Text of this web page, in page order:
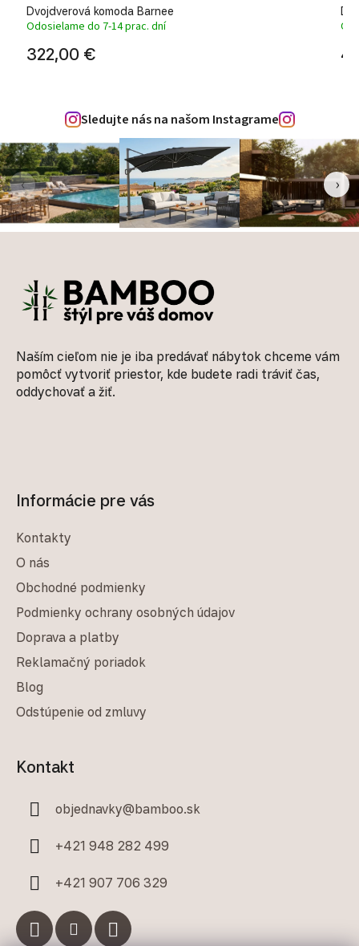
Dvojdverová komoda Barnee
Odosielame do 7-14 prac. dní
322,00 €
Sledujte nás na našom Instagrame
‹ ›
Naším cieľom nie je iba predávať nábytok chceme vám
pomôcť vytvoriť priestor, kde budete radi tráviť čas,
oddychovať a žiť.
Informácie pre vás
Kontakty
O nás
Obchodné podmienky
Podmienky ochrany osobných údajov
Doprava a platby
Reklamačný poriadok
Blog
Odstúpenie od zmluvy
Kontakt
objednavky@bamboo.sk
+421 948 282 499
+421 907 706 329